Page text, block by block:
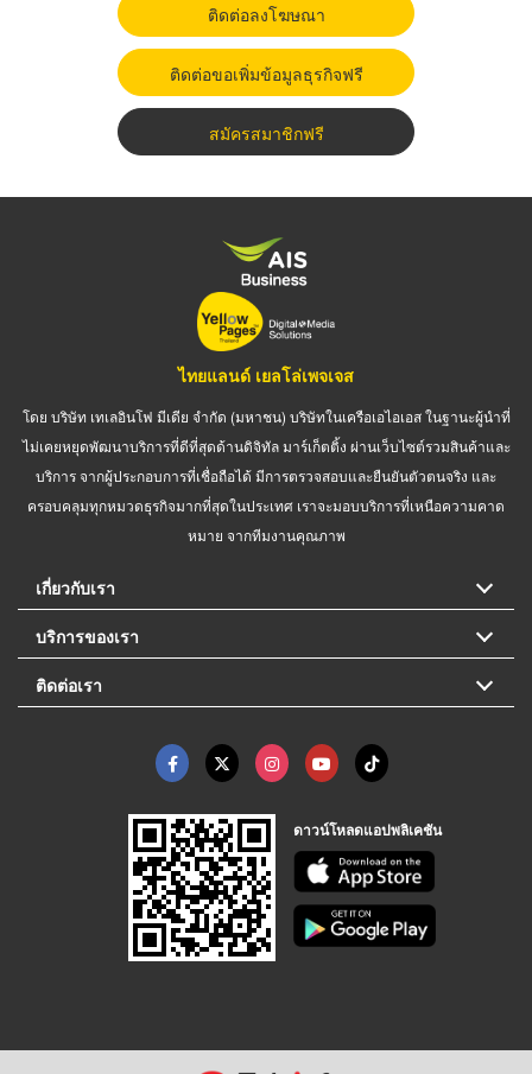
ติดต่อลงโฆษณา
ติดต่อขอเพิ่มข้อมูลธุรกิจฟรี
สมัครสมาชิกฟรี
ไทยแลนด์ เยลโล่เพจเจส
โดย บริษัท เทเลอินโฟ มีเดีย จำกัด (มหาชน) บริษัทในเครือเอไอเอส ในฐานะผู้นำที่
ไม่เคยหยุดพัฒนาบริการที่ดีที่สุดด้านดิจิทัล มาร์เก็ตติ้ง ผ่านเว็บไซต์รวมสินค้าและ
บริการ จากผู้ประกอบการที่เชื่อถือได้ มีการตรวจสอบและยืนยันตัวตนจริง และ
ครอบคลุมทุกหมวดธุรกิจมากที่สุดในประเทศ เราจะมอบบริการที่เหนือความคาด
หมาย จากทีมงานคุณภาพ
เกี่ยวกับเรา
บริการของเรา
ติดต่อเรา
ดาวน์โหลดแอปพลิเคชัน